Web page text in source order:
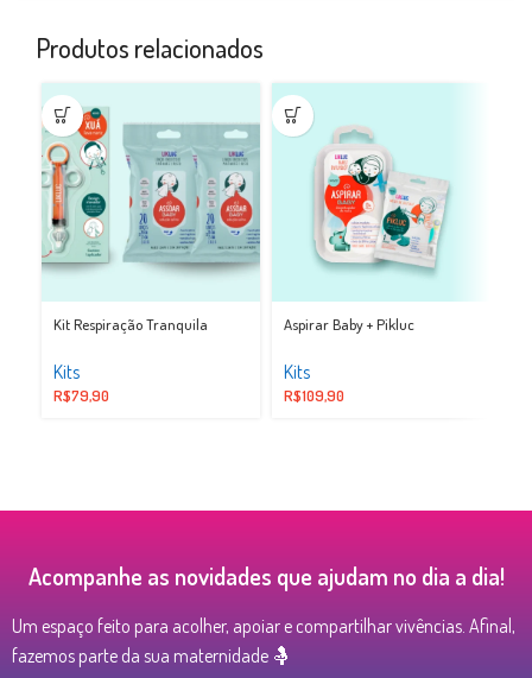
Produtos relacionados
Kit Respiração Tranquila
Kits
R$79,90
Aspirar Baby + Pikluc
Kits
R$109,90
Acompanhe as novidades que ajudam no dia a dia!
Um espaço feito para acolher, apoiar e compartilhar vivências. Afinal,
fazemos parte da sua maternidade 🤱